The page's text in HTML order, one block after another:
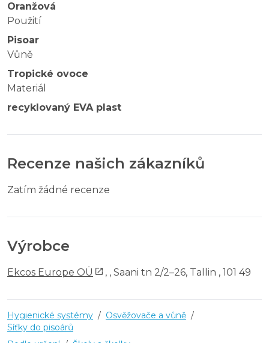
Oranžová
Použití
Pisoar
Vůně
Tropické ovoce
Materiál
recyklovaný EVA plast
Recenze našich zákazníků
Zatím žádné recenze
Výrobce
Ekcos Europe OÜ , , Saani tn 2/2–26, Tallin , 101 49
Hygienické systémy / Osvěžovače a vůně /
Síťky do pisoárů